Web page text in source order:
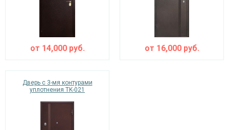
от 14,000руб. от 16,000руб.
Дверь с 3-мя контурами
уплотнения TK-021